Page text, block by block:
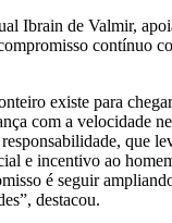
Ibrain de Valmir,
contínuo
existe para
com a velocidade
que
e incentivo ao
é seguir
destacou.